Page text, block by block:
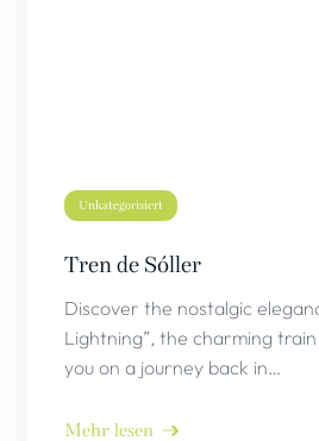
Unkategorisiert
Tren de Sóller
Discover the nostalgic
Lightning”, the charming
you on a journey back in…
Mehr lesen